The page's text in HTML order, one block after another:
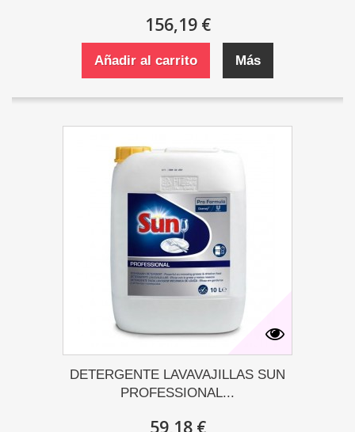
156,19 €
Añadir al carrito Más
DETERGENTE LAVAVAJILLAS SUN
PROFESSIONAL...
59,18 €